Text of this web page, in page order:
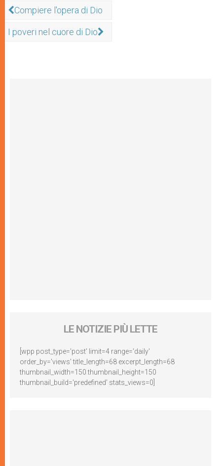
Compiere l'opera di Dio
I poveri nel cuore di Dio
LE NOTIZIE PIÙ LETTE
[wpp post_type='post' limit=4 range='daily'
order_by='views' title_length=68 excerpt_length=68
thumbnail_width=150 thumbnail_height=150
thumbnail_build='predefined' stats_views=0]